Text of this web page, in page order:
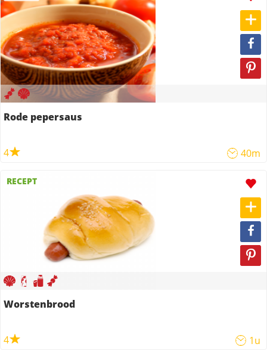
Rode pepersaus
4 40m
RECEPT
Worstenbrood
4 1u